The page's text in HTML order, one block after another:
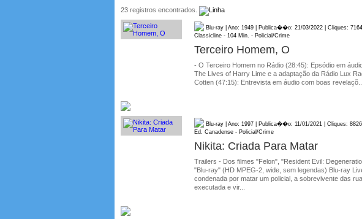
23 registros encontrados.
Blu-ray | Ano: 1949 | Publica��o: 21/03/2022 | Cliques: 7164
Classicline - 104 Min. - Policial/Crime
Terceiro Homem, O
- O Terceiro Homem no Rádio (28:45): Epsódio em
The Lives of Harry Lime e a adaptação da Rádio Lux
Cotten (47:15): Entrevista em áudio com boas revelaçõ...
Blu-ray | Ano: 1997 | Publica��o: 11/01/2021 | Cliques: 8826
Ed. Canadense - Policial/Crime
Nikita: Criada Para Matar
Trailers - Dos filmes "Felon", "Resident Evil:
"Blu-ray" (HD MPEG-2, wide, sem legendas) Blu-ray
condenada por matar um policial, a sobrevivente das
executada e vir...